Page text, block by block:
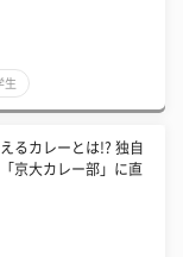
生
るカレーとは!? 独自
京大カレー部」に直